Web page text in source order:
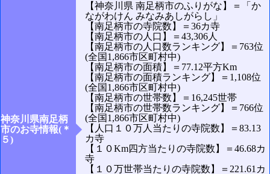
神奈川県南足柄
市のお寺情報(＊
５)
【神奈川県 南足柄市のふりがな】＝「か
ながわけん みなみあしがらし」
【南足柄市の寺院数】＝36カ寺
【南足柄市の人口】＝43,306人
【南足柄市の人口数ランキング】＝763位
(全国1,866市区町村中)
【南足柄市の面積】＝77.12平方Km
【南足柄市の面積ランキング】＝1,108位
(全国1,866市区町村中)
【南足柄市の世帯数】＝16,245世帯
【南足柄市の世帯数ランキング】＝766位
(全国1,866市区町村中)
【人口１０万人当たりの寺院数】＝83.13
カ寺
【１０Km四方当たりの寺院数】＝46.68カ
寺
【１０万世帯当たりの寺院数】＝221.61カ